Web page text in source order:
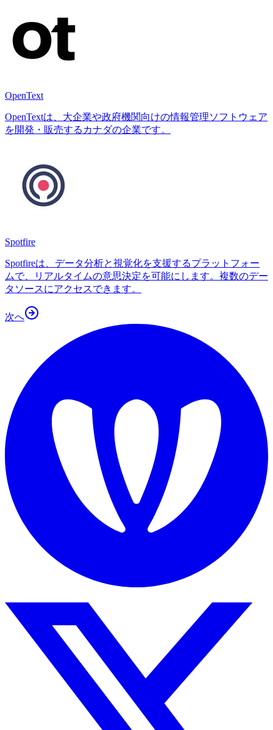
OpenText
OpenTextは、大企業や政府機関向けの情報管理ソフトウェア
を開発・販売するカナダの企業です。
Spotfire
Spotfireは、データ分析と視覚化を支援するプラットフォー
ムで、リアルタイムの意思決定を可能にします。複数のデー
タソースにアクセスできます。
次へ